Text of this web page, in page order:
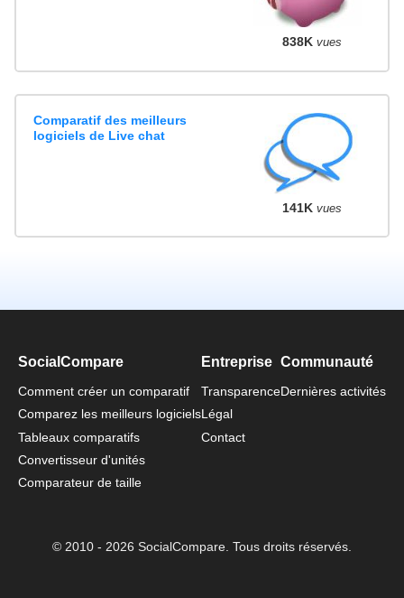
838K vues
Comparatif des meilleurs
logiciels de Live chat
141K vues
SocialCompare
Comment créer un comparatif
Comparez les meilleurs logiciels
Tableaux comparatifs
Convertisseur d'unités
Comparateur de taille
Entreprise
Transparence
Légal
Contact
Communauté
Dernières activités
© 2010 - 2026 SocialCompare. Tous droits réservés.